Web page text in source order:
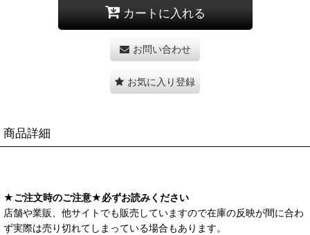
カートに入れる
お問い合わせ
お気に入り登録
商品詳細
★ご注文時のご注意★必ずお読みください
店舗や業販、他サイトでも販売していますので在庫の反映が間に合わ
ず実際は売り切れてしまっている場合もあります。